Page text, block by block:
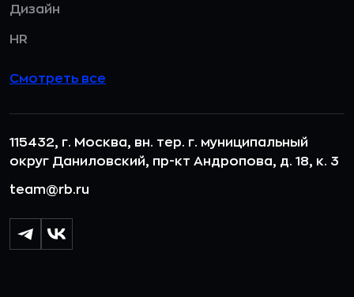
Дизайн
HR
Смотреть все
115432, г. Москва, вн. тер. г. муниципальный
округ Даниловский, пр-кт Андропова, д. 18, к. 3
team@rb.ru